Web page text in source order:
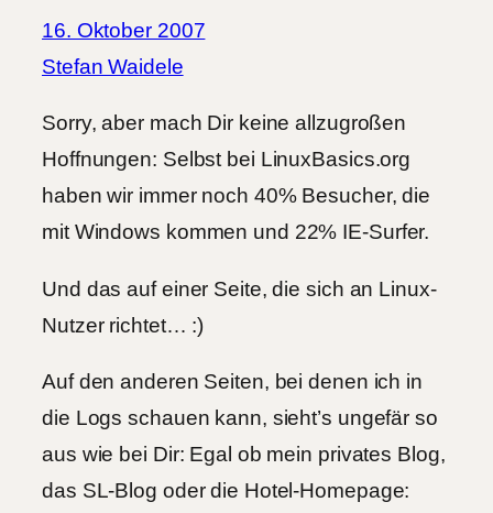
16. Oktober 2007
Stefan Waidele
Sorry, aber mach Dir keine allzugroßen
Hoffnungen: Selbst bei LinuxBasics.org
haben wir immer noch 40% Besucher, die
mit Windows kommen und 22% IE-Surfer.
Und das auf einer Seite, die sich an Linux-
Nutzer richtet… :)
Auf den anderen Seiten, bei denen ich in
die Logs schauen kann, sieht’s ungefär so
aus wie bei Dir: Egal ob mein privates Blog,
das SL-Blog oder die Hotel-Homepage: